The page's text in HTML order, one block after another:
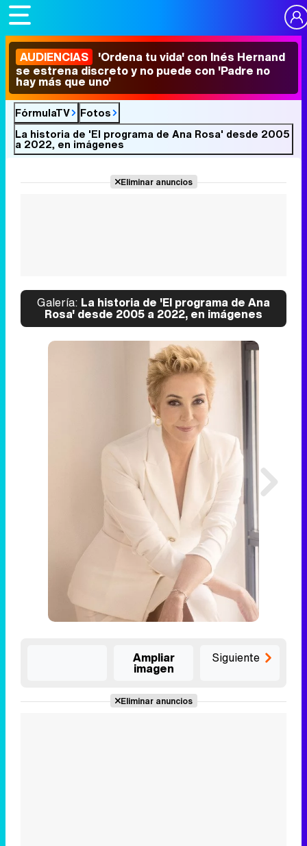
AUDIENCIAS 'Ordena tu vida' con Inés Hernand
se estrena discreto y no puede con 'Padre no
hay más que uno'
FórmulaTV
Fotos
La historia de 'El programa de Ana Rosa' desde 2005
a 2022, en imágenes
Eliminar anuncios
Galería: La historia de 'El programa de Ana
Rosa' desde 2005 a 2022, en imágenes
Ampliar
imagen
Siguiente
Eliminar anuncios